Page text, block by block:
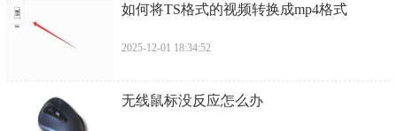
​如何将TS格式的视频转换成mp4格式
2025-12-01 18:34:52
​无线鼠标没反应怎么办